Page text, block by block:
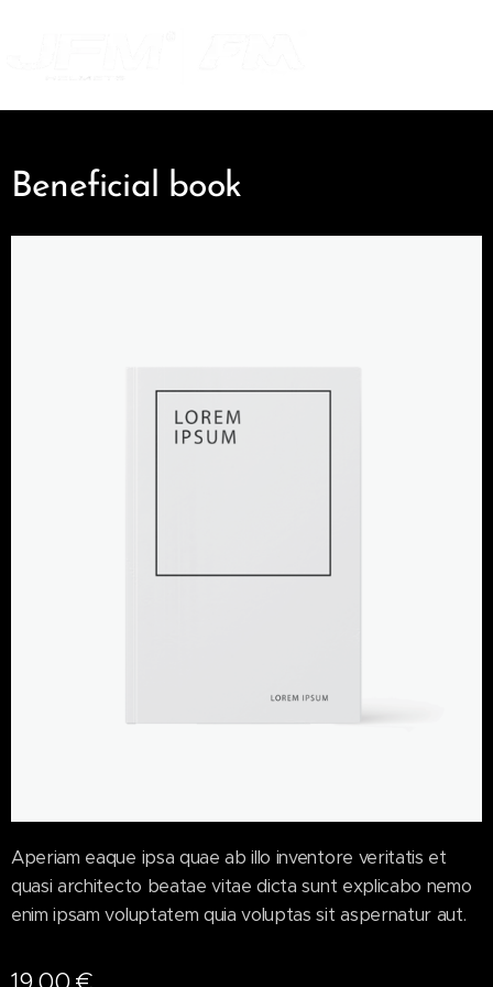
Beneficial book
Aperiam eaque ipsa quae ab illo inventore veritatis et
quasi architecto beatae vitae dicta sunt explicabo nemo
enim ipsam voluptatem quia voluptas sit aspernatur aut.